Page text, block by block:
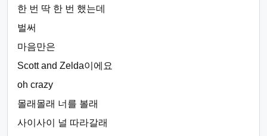
한 번 딱 한 번 했는데
벌써
마음만은
Scott and Zelda이에요
oh crazy
몰래몰래 너를 볼래
사이사이 널 따라갈래